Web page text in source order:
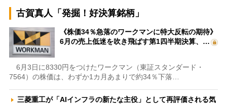
古賀真人「発掘！好決算銘柄」
《株価34％急落のワークマンに特大反転の期待》
6月の売上低迷を吹き飛ばす第1四半期決算、…
6月3日に8330円をつけたワークマン（東証スタンダード・
7564）の株価は、わずか1カ月あまりで約34％下落…
三菱重工が「AIインフラの新たな主役」として再評価される気